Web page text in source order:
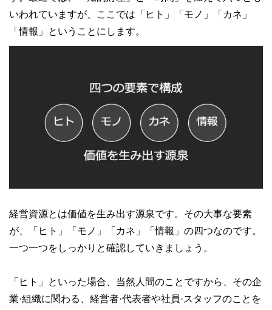
いわれていますが、ここでは「ヒト」「モノ」「カネ」
「情報」ということにします。
経営資源とは価値を生み出す源泉です。その大事な要素
が、「ヒト」「モノ」「カネ」「情報」の四つなのです。
一つ一つをしっかりと確認していきましょう。
「ヒト」といった場合、当然人間のことですから、その企
業·組織に関わる、経営者·代表者や社員·スタッフのことを